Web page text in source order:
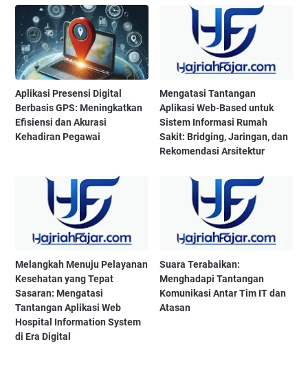
Aplikasi Presensi Digital
Berbasis GPS: Meningkatkan
Efisiensi dan Akurasi
Kehadiran Pegawai
Mengatasi Tantangan
Aplikasi Web-Based untuk
Sistem Informasi Rumah
Sakit: Bridging, Jaringan, dan
Rekomendasi Arsitektur
Melangkah Menuju Pelayanan
Kesehatan yang Tepat
Sasaran: Mengatasi
Tantangan Aplikasi Web
Hospital Information System
di Era Digital
Suara Terabaikan:
Menghadapi Tantangan
Komunikasi Antar Tim IT dan
Atasan